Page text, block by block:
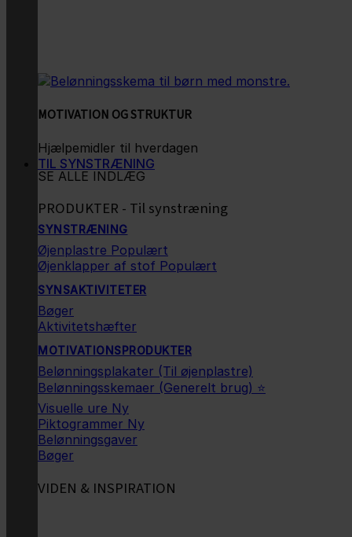
MOTIVATION OG STRUKTUR
Hjælpemidler til hverdagen
SE ALLE INDLÆG
TIL SYNSTRÆNING
PRODUKTER - Til synstræning
SYNSTRÆNING
Øjenplastre
Øjenklapper af stof
SYNSAKTIVITETER
Bøger
Aktivitetshæfter
MOTIVATIONSPRODUKTER
Belønningsplakater (Til øjenplastre)
Belønningsskemaer (Generelt brug) ⭐
Visuelle ure
Piktogrammer
Belønningsgaver
Bøger
VIDEN & INSPIRATION